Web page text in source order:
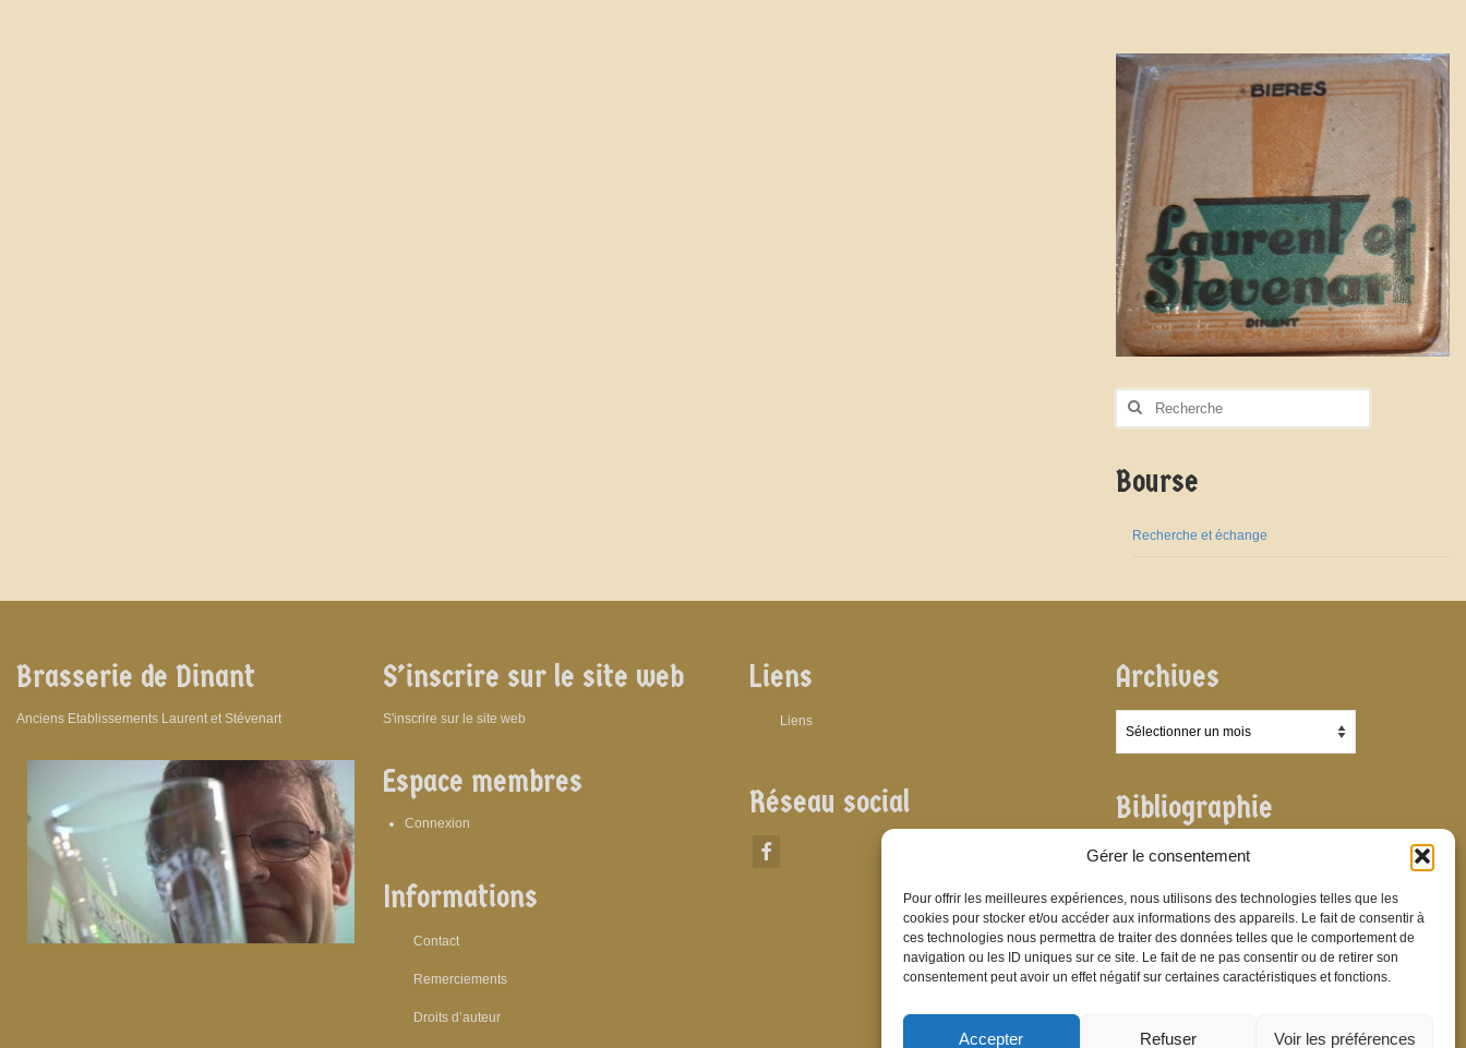
Gérer le consentement
Pour offrir les meilleures expériences, nous utilisons des technologies telles que les
cookies pour stocker et/ou accéder aux informations des appareils. Le fait de consentir à
ces technologies nous permettra de traiter des données telles que le comportement de
navigation ou les ID uniques sur ce site. Le fait de ne pas consentir ou de retirer son
consentement peut avoir un effet négatif sur certaines caractéristiques et fonctions.
Accepter Refuser Voir les préférences
Rechercher
Bourse
Recherche et échange
Brasserie de Dinant
Anciens Etablissements Laurent et Stévenart
S’inscrire sur le site web
S'inscrire sur le site web
Espace membres
Connexion
Informations
Contact
Remerciements
Droits d’auteur
Liens
Liens
Réseau social
Archives
Bibliographie
Bibliographie